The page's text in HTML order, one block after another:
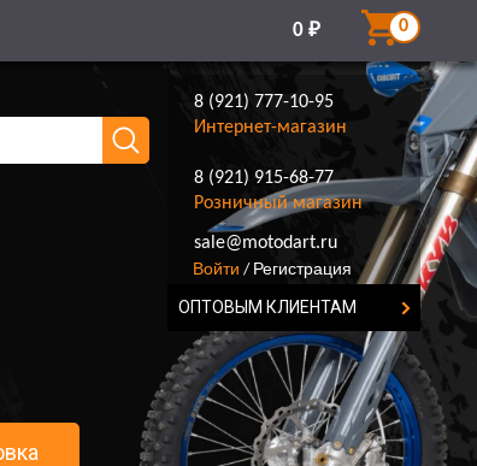
0 ₽ 0
8 (921) 777-10-95
Интернет-магазин
8 (921) 915-68-77
Розничный магазин
8 (921) 777-10-95
sale@motodart.ru
Войти / Регистрация
ОПТОВЫМ КЛИЕНТАМ